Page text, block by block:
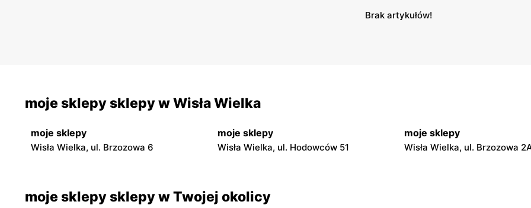
Brak artykułów!
moje sklepy sklepy w Wisła Wielka
moje sklepy
Wisła Wielka, ul. Brzozowa 6
moje sklepy
Wisła Wielka, ul. Hodowców 51
moje sklepy
Wisła Wielka, ul. Brzozowa
moje sklepy sklepy w Twojej okolicy